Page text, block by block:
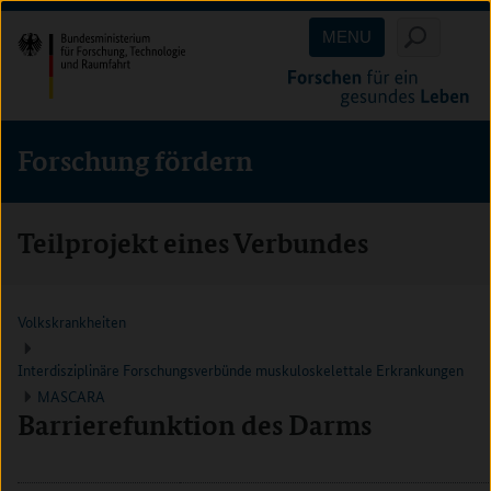
Direkt
zum
Inhalt
(Eingabetaste)
Direkt
zum
Hauptmenu
(Eingabetaste)
Direkt
zur
Suche
(Eingabetaste)
MENU
Forschung fördern
Teilprojekt eines Verbundes
Volkskrankheiten
Interdisziplinäre Forschungsverbünde muskuloskelettale Erkrankungen
MASCARA
Barrierefunktion des Darms